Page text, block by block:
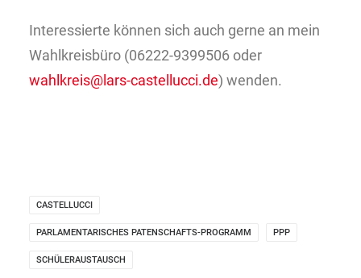
Interessierte können sich auch gerne an mein
Wahlkreisbüro (06222-9399506 oder
wahlkreis@lars-castellucci.de) wenden.
CASTELLUCCI
PARLAMENTARISCHES PATENSCHAFTS-PROGRAMM PPP
SCHÜLERAUSTAUSCH